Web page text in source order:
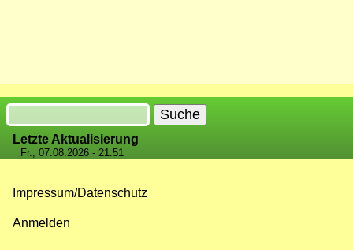
Suche
Letzte Aktualisierung
Fr., 07.08.2026 - 21:51
Impressum/Datenschutz
Anmelden